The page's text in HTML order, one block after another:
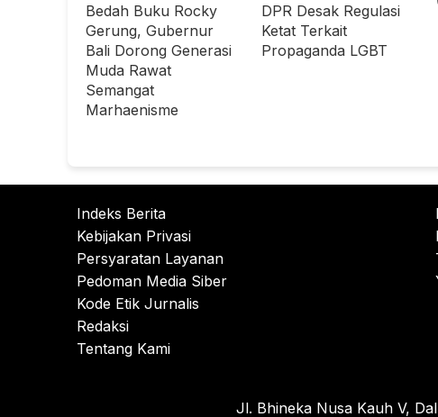
Bedah Buku Rocky
Gerung, Gubernur
Bali Dorong Generasi
Muda Rawat
Semangat
Marhaenisme
DPR Desak Regulasi
Ketat Terkait
Propaganda LGBT
Indeks Berita
Kebijakan Privasi
Persyaratan Layanan
Pedoman Media Siber
Kode Etik Jurnalis
Redaksi
Tentang Kami
Jl. Bhineka Nusa Kauh V,